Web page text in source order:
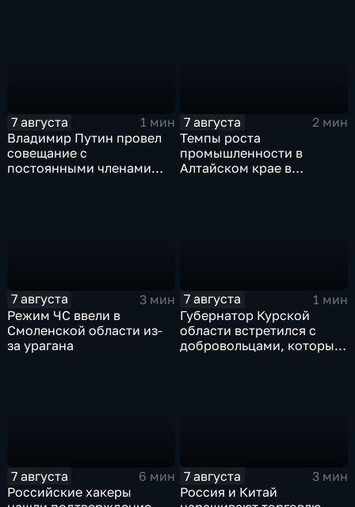
7 августа
1 мин
Владимир Путин провел
совещание с
постоянными членами
7 августа
2 мин
Темпы роста
промышленности в
Алтайском крае в
7 августа
3 мин
Режим ЧС ввели в
Смоленской области из-
за урагана
7 августа
1 мин
Губернатор Курской
области встретился с
добровольцами, которые
7 августа
6 мин
Российские хакеры
7 августа
3 мин
Россия и Китай